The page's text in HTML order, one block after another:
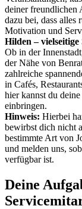
deiner freundlichen
dazu bei, dass
Motivation und
Hilden –
Ob in der
der Nähe von
zahlreiche
in Cafés,
hier kannst du
einbringen.
Hinweis: Hierbei
bewirbst dich nicht
bestimmte Art von
und melden uns,
verfügbar ist.
Deine